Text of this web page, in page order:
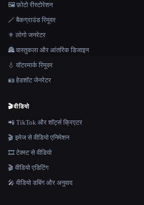
🖼️ फ़ोटो रीस्टोरेशन
🪄 बैकग्राउंड रिमूवर
⚜️ लोगो जनरेटर
🏯 वास्तुकला और आंतरिक डिजाइन
💧 वॉटरमार्क रिमूवर
🪪 हेडशॉट जेनरेटर
🎬वीडियो
📲 TikTok और शॉर्ट्स क्रिएटर
🎬 इमेज से वीडियो एनिमेशन
🎞️ टेक्स्ट से वीडियो
🎬 वीडियो एडिटिंग
🎤 वीडियो डबिंग और अनुवाद